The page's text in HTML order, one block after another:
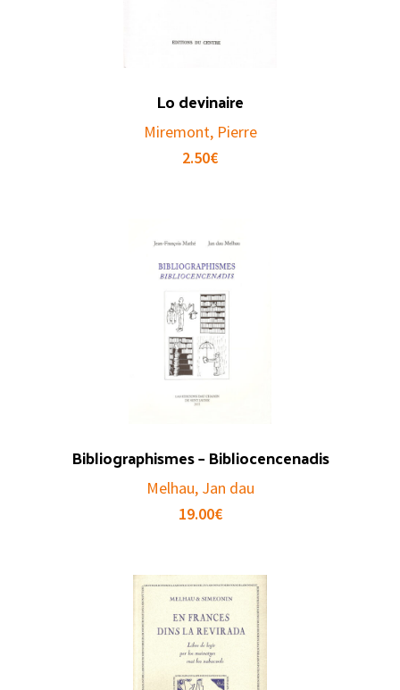
Lo devinaire
Miremont, Pierre
2.50€
Bibliographismes – Bibliocencenadis
Melhau, Jan dau
19.00€